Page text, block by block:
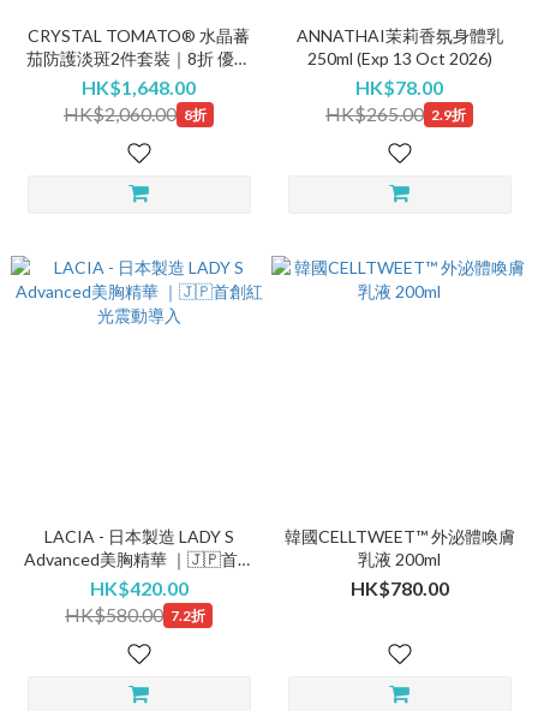
CRYSTAL TOMATO® 水晶蕃
茄防護淡斑2件套裝｜8折 優惠
高達$541
HK$1,648.00
HK$2,060.00 8折
ANNATHAI茉莉香氛身體乳
250ml (Exp 13 Oct 2026)
HK$78.00
HK$265.00 2.9折
LACIA - 日本製造 LADY S
Advanced美胸精華 ｜🇯🇵首創
紅光震動導入
HK$420.00
HK$580.00 7.2折
韓國CELLTWEET™ 外泌體喚膚
乳液 200ml
HK$780.00